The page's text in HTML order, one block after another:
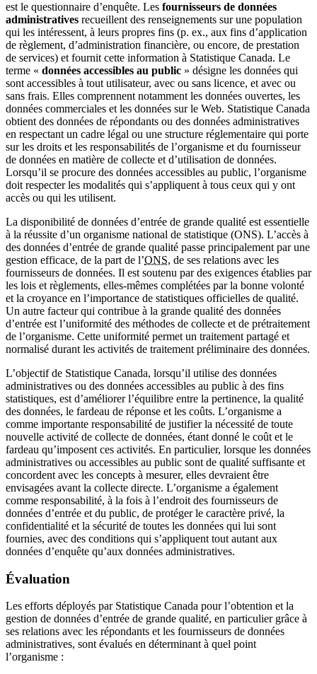
est le questionnaire d’enquête. Les fournisseurs de données
administratives recueillent des renseignements sur une population
qui les intéressent, à leurs propres fins (p. ex., aux fins d’application
de règlement, d’administration financière, ou encore, de prestation
de services) et fournit cette information à Statistique Canada. Le
terme « données accessibles au public » désigne les données qui
sont accessibles à tout utilisateur, avec ou sans licence, et avec ou
sans frais. Elles comprennent notamment les données ouvertes, les
données commerciales et les données sur le Web. Statistique Canada
obtient des données de répondants ou des données administratives
en respectant un cadre légal ou une structure réglementaire qui porte
sur les droits et les responsabilités de l’organisme et du fournisseur
de données en matière de collecte et d’utilisation de données.
Lorsqu’il se procure des données accessibles au public, l’organisme
doit respecter les modalités qui s’appliquent à tous ceux qui y ont
accès ou qui les utilisent.
La disponibilité de données d’entrée de grande qualité est essentielle
à la réussite d’un organisme national de statistique (ONS). L’accès à
des données d’entrée de grande qualité passe principalement par une
gestion efficace, de la part de l’ONS, de ses relations avec les
fournisseurs de données. Il est soutenu par des exigences établies par
les lois et règlements, elles-mêmes complétées par la bonne volonté
et la croyance en l’importance de statistiques officielles de qualité.
Un autre facteur qui contribue à la grande qualité des données
d’entrée est l’uniformité des méthodes de collecte et de prétraitement
de l’organisme. Cette uniformité permet un traitement partagé et
normalisé durant les activités de traitement préliminaire des données.
L’objectif de Statistique Canada, lorsqu’il utilise des données
administratives ou des données accessibles au public à des fins
statistiques, est d’améliorer l’équilibre entre la pertinence, la qualité
des données, le fardeau de réponse et les coûts. L’organisme a
comme importante responsabilité de justifier la nécessité de toute
nouvelle activité de collecte de données, étant donné le coût et le
fardeau qu’imposent ces activités. En particulier, lorsque les données
administratives ou accessibles au public sont de qualité suffisante et
concordent avec les concepts à mesurer, elles devraient être
envisagées avant la collecte directe. L’organisme a également
comme responsabilité, à la fois à l’endroit des fournisseurs de
données d’entrée et du public, de protéger le caractère privé, la
confidentialité et la sécurité de toutes les données qui lui sont
fournies, avec des conditions qui s’appliquent tout autant aux
données d’enquête qu’aux données administratives.
Évaluation
Les efforts déployés par Statistique Canada pour l’obtention et la
gestion de données d’entrée de grande qualité, en particulier grâce à
ses relations avec les répondants et les fournisseurs de données
administratives, sont évalués en déterminant à quel point
l’organisme :